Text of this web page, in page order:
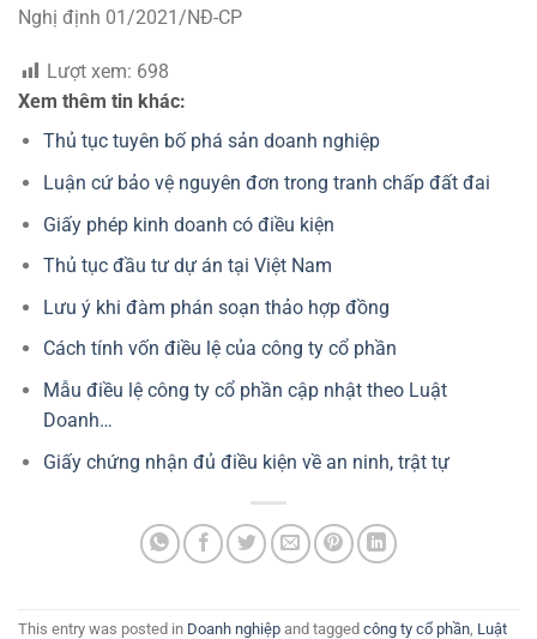
Nghị định 01/2021/NĐ-CP
Lượt xem: 698
Xem thêm tin khác:
Thủ tục tuyên bố phá sản doanh nghiệp
Luận cứ bảo vệ nguyên đơn trong tranh chấp đất đai
Giấy phép kinh doanh có điều kiện
Thủ tục đầu tư dự án tại Việt Nam
Lưu ý khi đàm phán soạn thảo hợp đồng
Cách tính vốn điều lệ của công ty cổ phần
Mẫu điều lệ công ty cổ phần cập nhật theo Luật
Doanh…
Giấy chứng nhận đủ điều kiện về an ninh, trật tự
This entry was posted in Doanh nghiệp and tagged công ty cổ phần Luật